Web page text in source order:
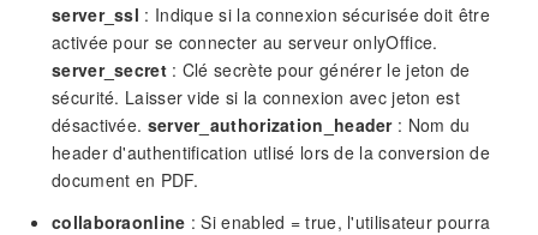
server_ssl : Indique si la connexion sécurisée doit être
activée pour se connecter au serveur onlyOffice.
server_secret: Clé secrète pour générer le jeton de
sécurité. Laisser vide si la connexion avec jeton est
désactivée. server_authorization_header: Nom du
header d'authentification utlisé lors de la conversion de
document en PDF.
collaboraonline : Si enabled = true, l'utilisateur pourra